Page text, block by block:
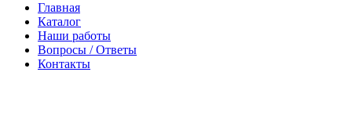
Главная
Каталог
Наши работы
Вопросы / Ответы
Контакты